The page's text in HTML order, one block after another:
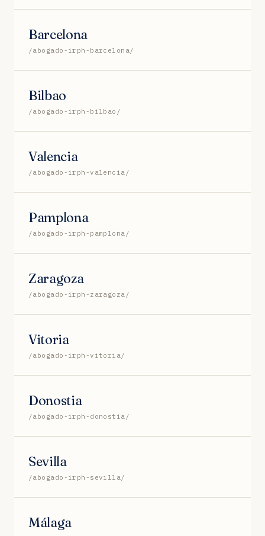
Barcelona
/abogado-irph-barcelona/
Bilbao
/abogado-irph-bilbao/
Valencia
/abogado-irph-valencia/
Pamplona
/abogado-irph-pamplona/
Zaragoza
/abogado-irph-zaragoza/
Vitoria
/abogado-irph-vitoria/
Donostia
/abogado-irph-donostia/
Sevilla
/abogado-irph-sevilla/
Málaga